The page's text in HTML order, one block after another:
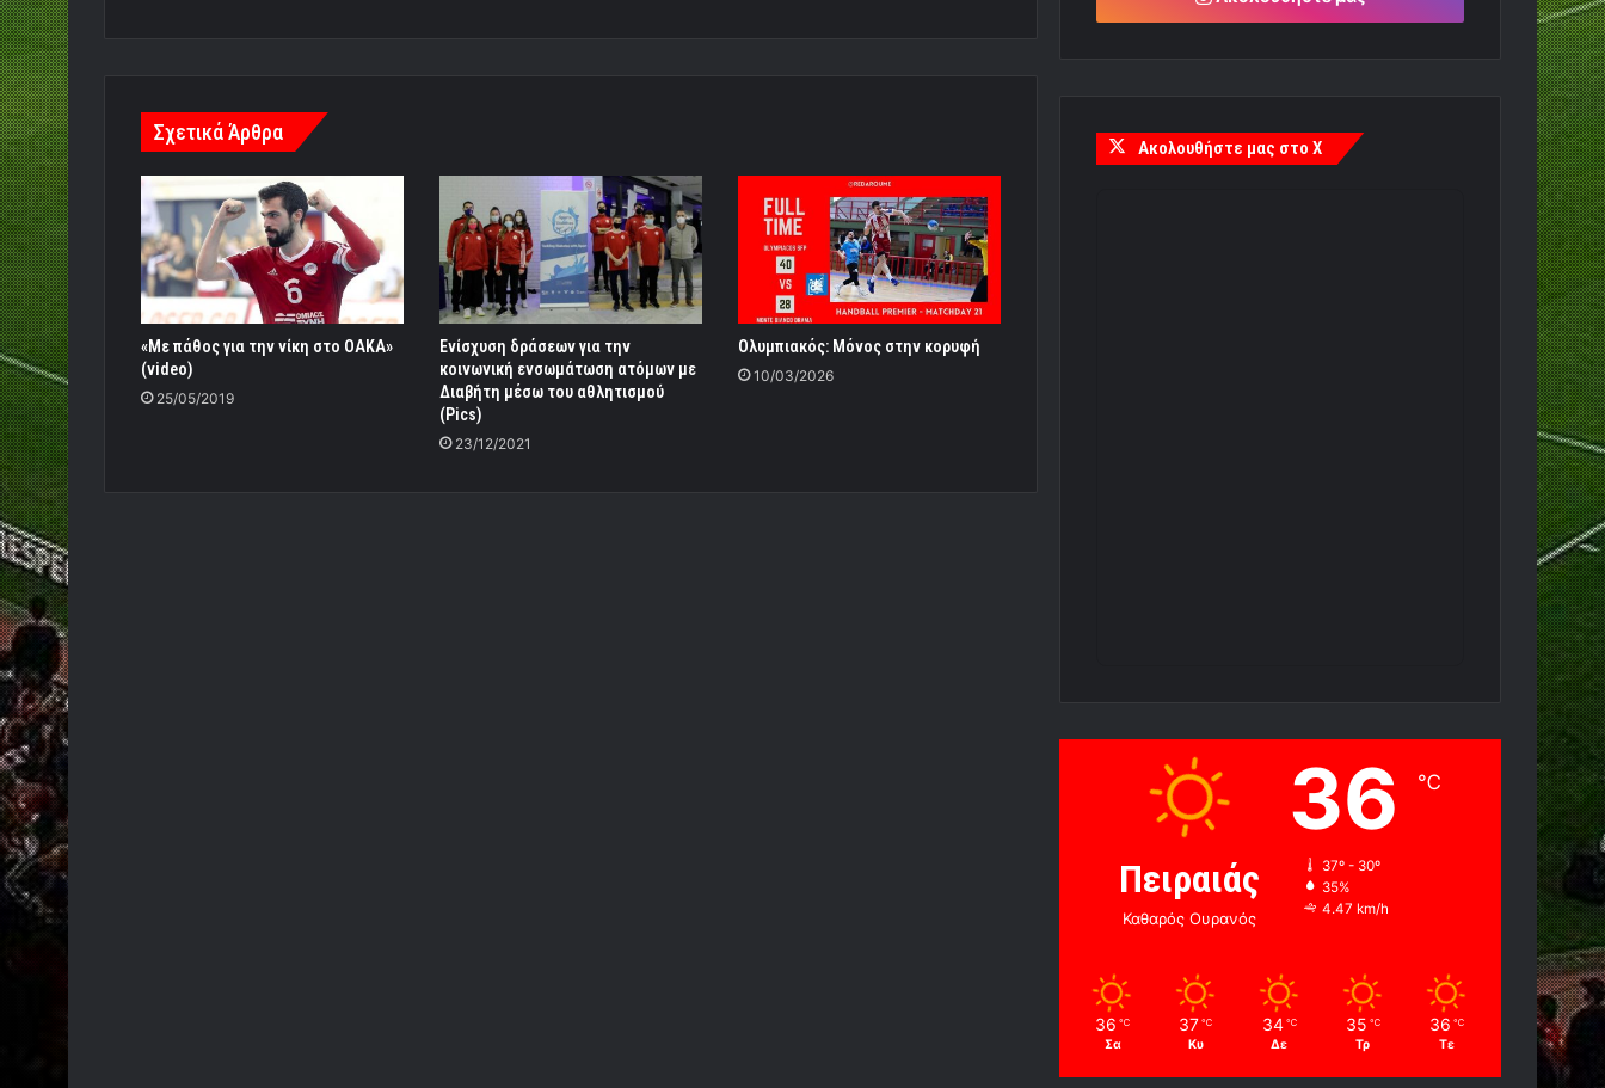
Σχετικά Άρθρα
«Με πάθος για την νίκη στο ΟΑΚΑ»
(video)
25/05/2019
Ενίσχυση δράσεων για την
κοινωνική ενσωμάτωση ατόμων με
Διαβήτη μέσω του αθλητισμού
(Pics)
23/12/2021
Ολυμπιακός: Μόνος στην κορυφή
10/03/2026
Ακολουθήστε μας στο X
Πειραιάς
Καθαρός Ουρανός
36 ℃
37º - 30º
35%
4.47 km/h
36 ℃
Σα
37 ℃
Κυ
34 ℃
Δε
35 ℃
Τρ
36 ℃
Τε